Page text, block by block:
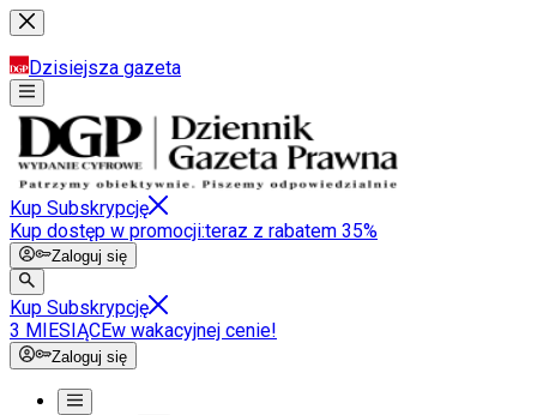
Dzisiejsza gazeta
Kup Subskrypcję
Kup dostęp w promocji:teraz z rabatem 35%
Zaloguj się
Kup Subskrypcję
3 MIESIĄCEw wakacyjnej cenie!
Zaloguj się